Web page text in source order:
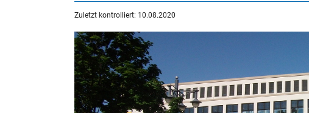
Zuletzt kontrolliert: 10.08.2020